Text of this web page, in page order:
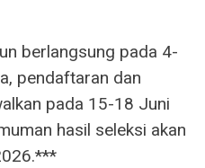
berlangsung pada 4-
pendaftaran dan
pada 15-18 Juni
hasil seleksi akan